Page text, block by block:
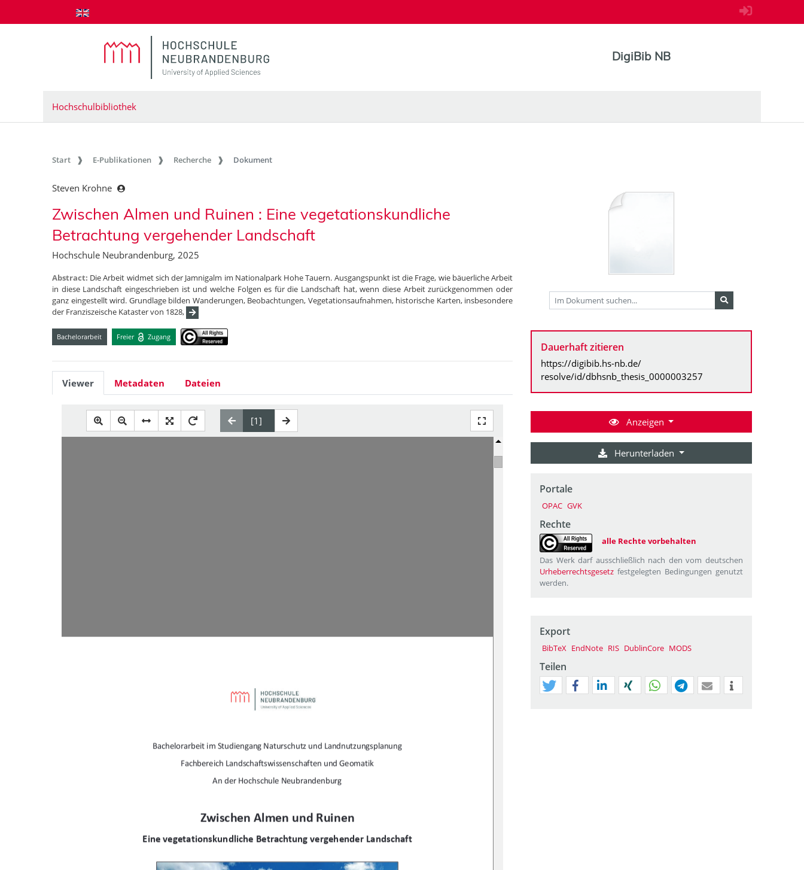
zum Inhalt springen
DigiBib NB
Hochschulbibliothek
Start E-Publikationen Recherche Dokument
Steven Krohne
Zwischen Almen und Ruinen : Eine vegetationskundliche
Betrachtung vergehender Landschaft
Hochschule Neubrandenburg, 2025
Abstract: Die Arbeit widmet sich der Jamnigalm im Nationalpark Hohe Tauern. Ausgangspunkt ist die Frage, wie bäuerliche Arbeit
in diese Landschaft eingeschrieben ist und welche Folgen es für die Landschaft hat, wenn diese Arbeit zurückgenommen oder
ganz eingestellt wird. Grundlage bilden Wanderungen, Beobachtungen, Vegetationsaufnahmen, historische Karten, insbesondere
der Franziszeische Kataster von 1828,
Bachelorarbeit Freier Zugang
Viewer Metadaten Dateien
Bachelorarbeit im Studiengang Naturschutz und Landnutzungsplanung
Fachbereich Landschaftswissenschaften und Geomatik
An der Hochschule Neubrandenburg
Zwischen Almen und Ruinen
Eine vegetationskundliche Betrachtung vergehender Landschaft
Dauerhaft zitieren
https://digibib.hs-nb.de/
resolve/id/dbhsnb_thesis_0000003257
Anzeigen
Herunterladen
Portale
OPAC GVK
Rechte
alle Rechte vorbehalten
Das Werk darf ausschließlich nach den vom deutschen
Urheberrechtsgesetz festgelegten Bedingungen genutzt
werden.
Export
BibTeX EndNote RIS DublinCore MODS
Teilen